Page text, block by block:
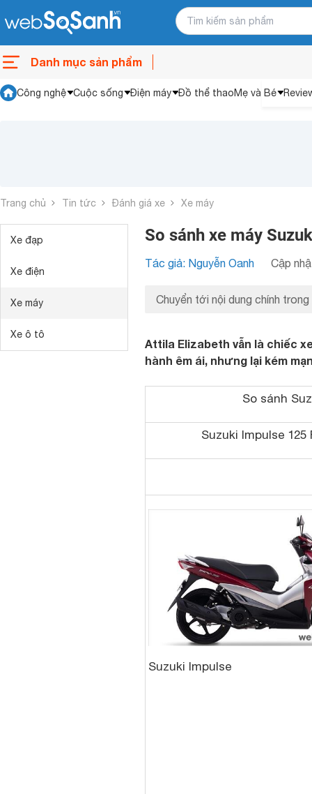
Danh mục sản phẩm
Công nghệ Cuộc sống Điện máy Đồ thể thaoMẹ và Bé
Trang chủ Tin tức Đánh giá xe Xe máy
Xe đạp
Xe điện
Xe máy
Xe ô tô
So sánh xe máy
Tác giả: Nguyễn Oanh Cập
Chuyển tới nội dung chính trong
Attila Elizabeth vẫn là chiếc
hành êm ái, nhưng lại kém
So sánh
Suzuki Impulse 125
Suzuki Impulse